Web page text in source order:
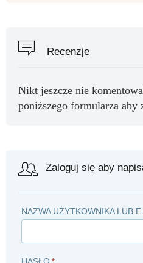
Recenzje
Nikt jeszcze nie
poniższego formularza aby
Zaloguj się aby
NAZWA UŻYTKOWNIKA LUB